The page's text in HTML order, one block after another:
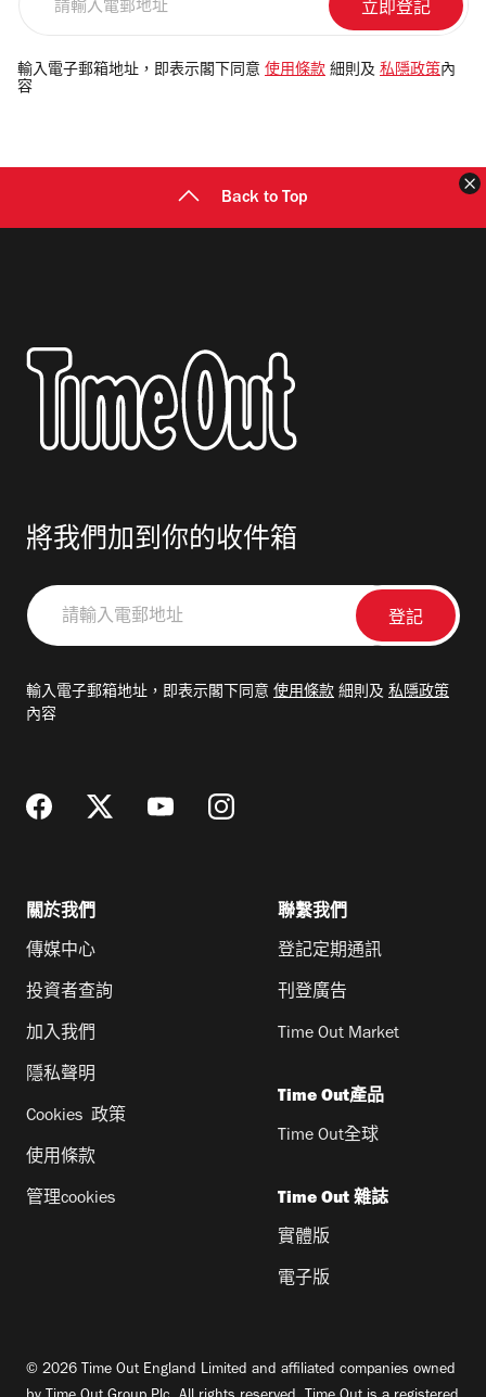
電
郵
輸入電子郵箱地址，即表示閣下同意 使用條款 細則及 私隱政策 內
容
Back to Top
將我們加到你的收件箱
請
輸
郵
輸入電子郵箱地址，即表示閣下同意 使用條款 細則及 私隱政策
內容
關於我們
傳媒中心
投資者查詢
加入我們
隱私聲明
Cookies 政策
使用條款
管理cookies
聯繫我們
登記定期通訊
刊登廣告
Time Out Market
Time Out產品
Time Out全球
Time Out 雜誌
實體版
電子版
© 2026 Time Out England Limited and affiliated companies owned